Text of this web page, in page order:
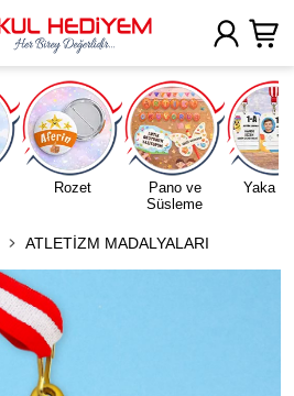
Rozet
Pano ve
Süsleme
Yaka
ATLETİZM MADALYALARI
Uygulamada Aç